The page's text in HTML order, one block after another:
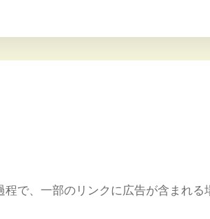
で、一部のリンクに広告が含まれる